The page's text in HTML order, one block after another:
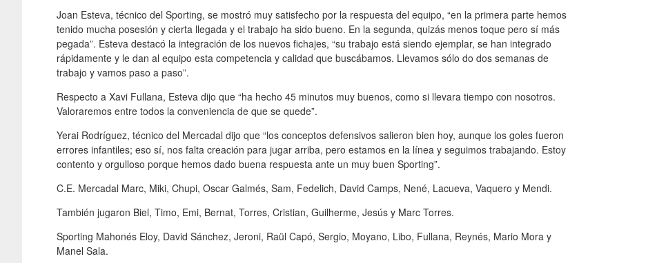
Joan Esteva, técnico del Sporting, se mostró muy satisfecho por la respuesta del equipo, “en la primera parte hemos
tenido mucha posesión y cierta llegada y el trabajo ha sido bueno. En la segunda, quizás menos toque pero sí más
pegada”. Esteva destacó la integración de los nuevos fichajes, “su trabajo está siendo ejemplar, se han integrado
rápidamente y le dan al equipo esta competencia y calidad que buscábamos. Llevamos sólo do dos semanas de
trabajo y vamos paso a paso”.
Respecto a Xavi Fullana, Esteva dijo que “ha hecho 45 minutos muy buenos, como si llevara tiempo con nosotros.
Valoraremos entre todos la conveniencia de que se quede”.
Yerai Rodríguez, técnico del Mercadal dijo que “los conceptos defensivos salieron bien hoy, aunque los goles fueron
errores infantiles; eso sí, nos falta creación para jugar arriba, pero estamos en la línea y seguimos trabajando. Estoy
contento y orgulloso porque hemos dado buena respuesta ante un muy buen Sporting”.
C.E. Mercadal Marc, Miki, Chupi, Oscar Galmés, Sam, Fedelich, David Camps, Nené, Lacueva, Vaquero y Mendi.
También jugaron Biel, Timo, Emi, Bernat, Torres, Cristian, Guilherme, Jesús y Marc Torres.
Sporting Mahonés Eloy, David Sánchez, Jeroni, Raül Capó, Sergio, Moyano, Libo, Fullana, Reynés, Mario Mora y
Manel Sala.